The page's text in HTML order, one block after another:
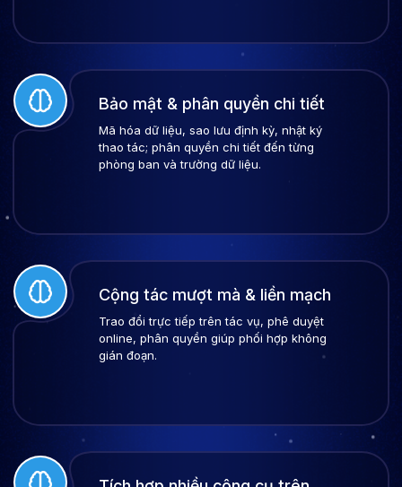
Bảo mật & phân quyền chi tiết
Mã hóa dữ liệu, sao lưu định kỳ, nhật ký
thao tác; phân quyền chi tiết đến từng
phòng ban và trường dữ liệu.
Cộng tác mượt mà & liền mạch
Trao đổi trực tiếp trên tác vụ, phê duyệt
online, phân quyền giúp phối hợp không
gián đoạn.